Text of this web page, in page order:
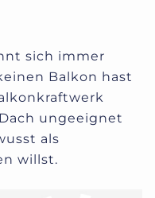
sich immer
Balkon hast
ungeeignet
als
willst.